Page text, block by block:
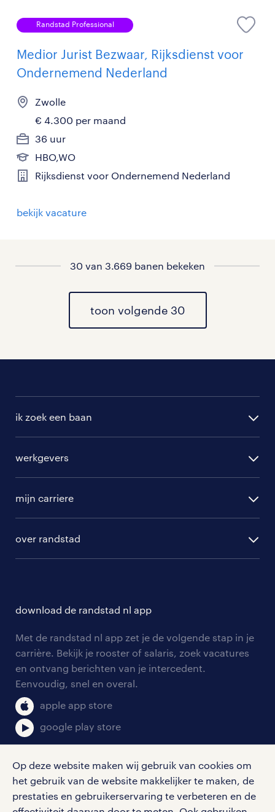
Op deze website maken wij gebruik van cookies om
het gebruik van de website makkelijker te maken, de
prestaties en gebruikerservaring te verbeteren en de
Randstad Professional
Medior Jurist Bezwaar, Rijksdienst voor
Ondernemend Nederland
Zwolle
€ 4.300 per maand
36 uur
HBO,WO
Rijksdienst voor Ondernemend Nederland
bekijk vacature
30 van 3.669 banen bekeken
toon volgende 30
ik zoek een baan
randstad professional
randstad digital
werkgevers
hr-diensten
branches
tarieven
personeel gezocht
aanmelden nieuwsbrief
mijn carriere
solliciteren
blogs en artikelen
salarischecker
bruto-netto calculator
over randstad
onze vestigingen
pers
klachten en misstanden
download de randstad nl app
Met de randstad nl app zet je de volgende stap in je
carrière. Bekijk je rooster of salaris, zoek vacatures
en ontvang berichten van je intercedent.
Eenvoudig, snel en overal.
apple app store
google play store
social media